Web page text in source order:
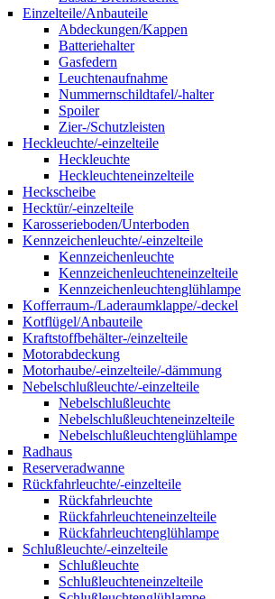
Einzelteile/Anbauteile
Abdeckungen/Kappen
Batteriehalter
Gasfedern
Leuchtenaufnahme
Nummernschildtafel/-halter
Spoiler
Zier-/Schutzleisten
Heckleuchte/-einzelteile
Heckleuchte
Heckleuchteneinzelteile
Heckscheibe
Hecktür/-einzelteile
Karosserieboden/Unterboden
Kennzeichenleuchte/-einzelteile
Kennzeichenleuchte
Kennzeichenleuchteneinzelteile
Kennzeichenleuchtenglühlampe
Kofferraum-/Laderaumklappe/-deckel
Kotflügel/Anbauteile
Kraftstoffbehälter-/einzelteile
Motorabdeckung
Motorhaube/-einzelteile/-dämmung
Nebelschlußleuchte/-einzelteile
Nebelschlußleuchte
Nebelschlußleuchteneinzelteile
Nebelschlußleuchtenglühlampe
Radhaus
Reserveradwanne
Rückfahrleuchte/-einzelteile
Rückfahrleuchte
Rückfahrleuchteneinzelteile
Rückfahrleuchtenglühlampe
Schlußleuchte/-einzelteile
Schlußleuchte
Schlußleuchteneinzelteile